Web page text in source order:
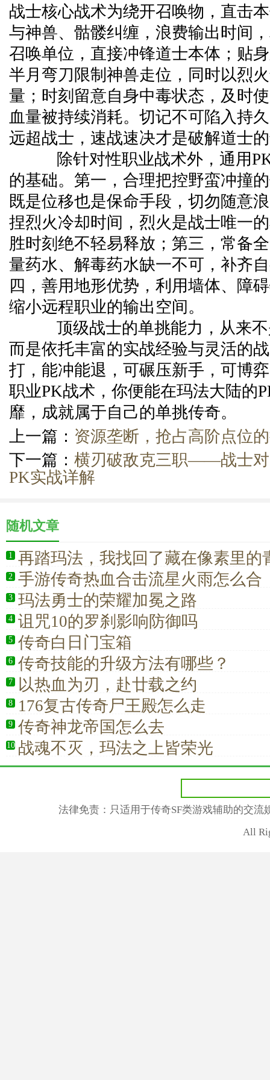
战士核心战术为绕开召唤物，直击
与神兽、骷髅纠缠，浪费输出时间
召唤单位，直接冲锋道士本体；贴
半月弯刀限制神兽走位，同时以烈
量；时刻留意自身中毒状态，及时
血量被持续消耗。切记不可陷入持
远超战士，速战速决才是破解道士
除针对性职业战术外，通用
的基础。第一，合理把控野蛮冲撞
既是位移也是保命手段，切勿随意
捏烈火冷却时间，烈火是战士唯一
胜时刻绝不轻易释放；第三，常备
量药水、解毒药水缺一不可，补齐
四，善用地形优势，利用墙体、障
缩小远程职业的输出空间。
顶级战士的单挑能力，从来不
而是依托丰富的实战经验与灵活的
打，能冲能退，可碾压新手，可博
职业PK战术，你便能在玛法大陆的
靡，成就属于自己的单挑传奇。
上一篇： 资源垄断，抢占高阶点位
下一篇： 横刃破敌克三职——战士对
PK实战详解
随机文章
1 再踏玛法，我找回了藏在像素里的
2 手游传奇热血合击流星火雨怎么合
3 玛法勇士的荣耀加冕之路
4 诅咒10的罗刹影响防御吗
5 传奇白日门宝箱
6 传奇技能的升级方法有哪些？
7 以热血为刃，赴廿载之约
8 176复古传奇尸王殿怎么走
9 传奇神龙帝国怎么去
10 战魂不灭，玛法之上皆荣光
法律免责：只适用于传奇SF类游戏辅助的交
All